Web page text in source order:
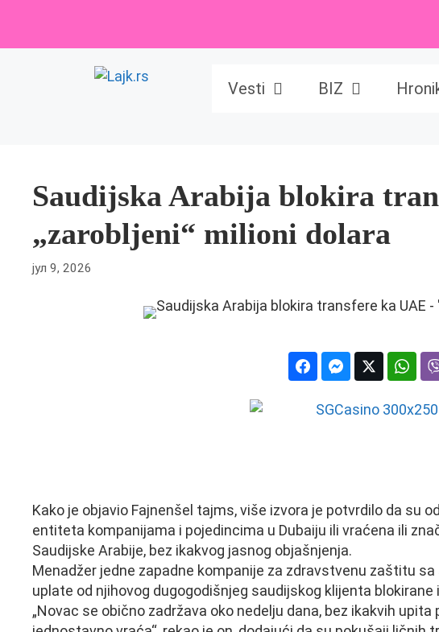
content
Vesti BIZ
Saudijska Arabija blokira
„zarobljeni“ milioni dolara
јул 9, 2026
Kako je objavio Fajnenšel tajms, više izvora je potvrdilo da su
entiteta kompanijama i pojedincima u Dubaiju ili vraćena ili
Saudijske Arabije, bez ikakvog jasnog objašnjenja.
Menadžer jedne zapadne kompanije za zdravstvenu zaštitu
uplate od njihovog dugogodišnjeg saudijskog klijenta blokirane
„Novac se obično zadržava oko nedelju dana, bez ikakvih